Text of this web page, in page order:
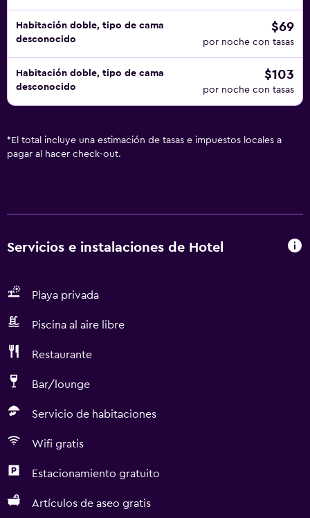
Habitación doble, tipo de cama
desconocido
$69
por noche con tasas
Habitación doble, tipo de cama
desconocido
$103
por noche con tasas
* El total incluye una estimación de tasas e impuestos locales a
pagar al hacer check-out.
Servicios e instalaciones de Hotel
Playa privada
Piscina al aire libre
Restaurante
Bar/lounge
Servicio de habitaciones
Wifi gratis
Estacionamiento gratuito
Artículos de aseo gratis